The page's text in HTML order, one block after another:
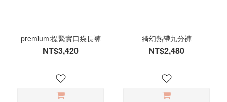
premium:提緊實口袋長褲
NT$3,420
綺幻熱帶九分褲
NT$2,480